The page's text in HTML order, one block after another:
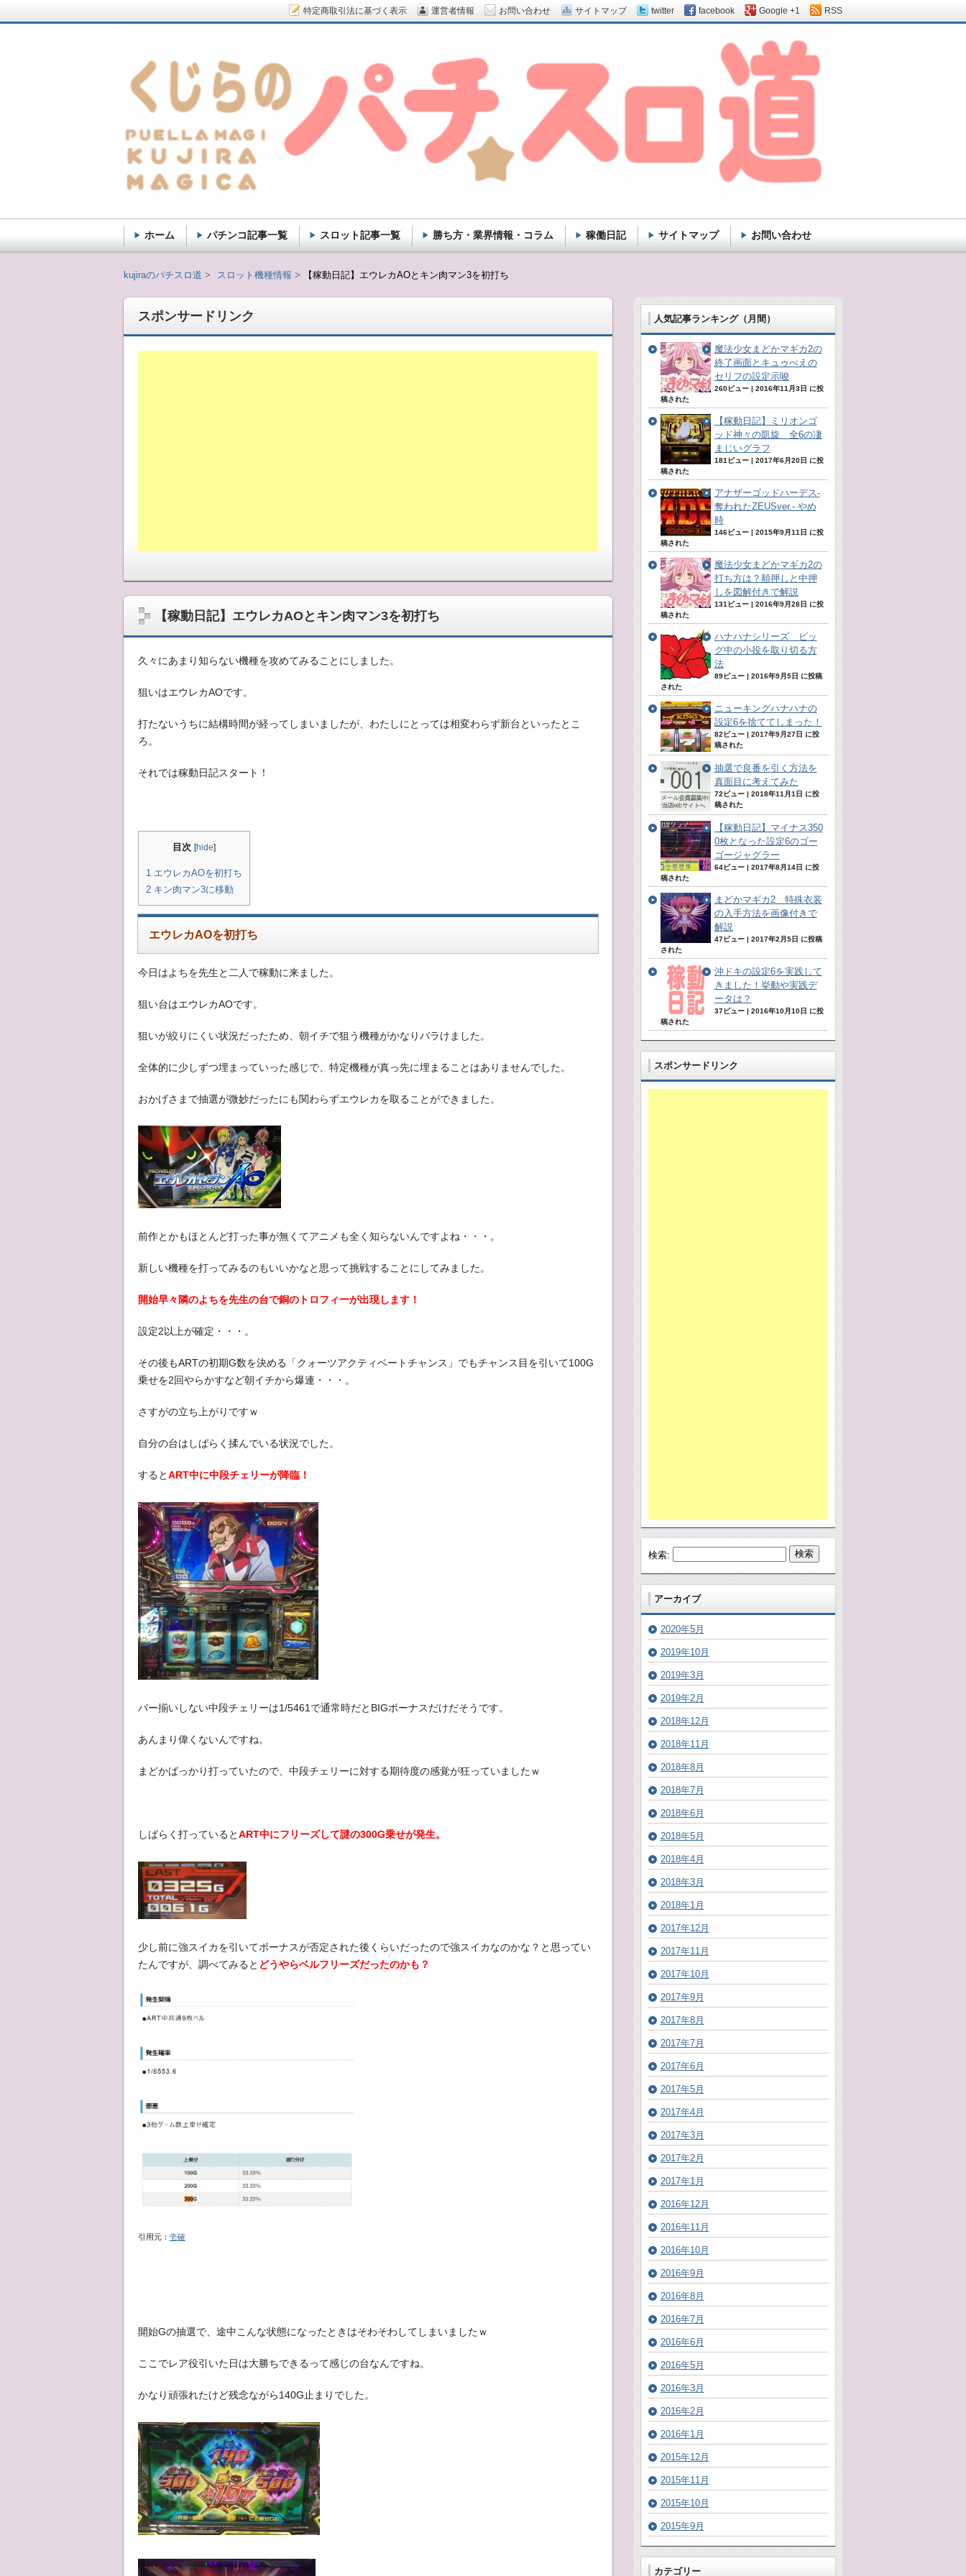
スポンサードリンク
【稼動日記】エウレカAOとキン肉マン3を初打ち
久々にあまり知らない機種を攻めてみることにしました。
狙いはエウレカAOです。
打たないうちに結構時間が経ってしまいましたが、わたしにとっては相変わらず新台といったとこ
ろ。
それでは稼動日記スタート！
目次 [hide]
1 エウレカAOを初打ち
2キン肉マン3に移動
エウレカAOを初打ち
今日はよちを先生と二人で稼動に来ました。
狙い台はエウレカAOです。
狙いが絞りにくい状況だったため、朝イチで狙う機種がかなりバラけました。
全体的に少しずつ埋まっていった感じで、特定機種が真っ先に埋まることはありませんでした。
おかげさまで抽選が微妙だったにも関わらずエウレカを取ることができました。
前作とかもほとんど打った事が無くてアニメも全く知らないんですよね・・・。
新しい機種を打ってみるのもいいかなと思って挑戦することにしてみました。
開始早々隣のよちを先生の台で銅のトロフィーが出現します！
設定2以上が確定・・・。
その後もARTの初期G数を決める「クォーツアクティベートチャンス」でもチャンス目を引いて100G
乗せを2回やらかすなど朝イチから爆連・・・。
さすがの立ち上がりですｗ
自分の台はしばらく揉んでいる状況でした。
するとART中に中段チェリーが降臨！
バー揃いしない中段チェリーは1/5461で通常時だとBIGボーナスだけだそうです。
あんまり偉くないんですね。
まどかばっかり打っていたので、中段チェリーに対する期待度の感覚が狂っていましたｗ
しばらく打っているとART中にフリーズして謎の300G乗せが発生。
少し前に強スイカを引いてボーナスが否定された後くらいだったので強スイカなのかな？と思ってい
たんですが、調べてみると どうやらベルフリーズだったのかも？
引用元： 壱確
開始Gの抽選で、途中こんな状態になったときはそわそわしてしまいましたｗ
ここでレア役引いた日は大勝ちできるって感じの台なんですね。
かなり頑張れたけど残念ながら140G止まりでした。
人気記事ランキング（月間）
魔法少女まどかマギカ2の
終了画面とキュゥべえの
セリフの設定示唆
260ビュー| 2016年11月3日 に投
稿された
【稼動日記】ミリオンゴ
ッド神々の凱旋 全6の凄
まじいグラフ
181ビュー| 2017年6月20日 に投
稿された
アナザーゴッドハーデス-
奪われたZEUSver.- やめ
時
146ビュー| 2015年9月11日 に投
稿された
魔法少女まどかマギカ2の
打ち方は？順押しと中押
しを図解付きで解説
131ビュー| 2016年9月28日 に投
稿された
ハナハナシリーズ ビッ
グ中の小役を取り切る方
法
89ビュー| 2016年9月5日 に投稿
された
ニューキングハナハナの
設定6を捨ててしまった！
82ビュー| 2017年9月27日 に投
稿された
抽選で良番を引く方法を
真面目に考えてみた
72ビュー| 2018年11月1日 に投
稿された
【稼動日記】マイナス350
0枚となった設定6のゴー
ゴージャグラー
64ビュー| 2017年8月14日 に投
稿された
まどかマギカ2 特殊衣装
の入手方法を画像付きで
解説
47ビュー| 2017年2月5日 に投稿
された
沖ドキの設定6を実践して
きました！挙動や実践デ
ータは？
37ビュー| 2016年10月10日 に投
稿された
スポンサードリンク
検索:
アーカイブ
2020年5月
2019年10月
2019年3月
2019年2月
2018年12月
2018年11月
2018年8月
2018年7月
2018年6月
2018年5月
2018年4月
2018年3月
2018年1月
2017年12月
2017年11月
2017年10月
2017年9月
2017年8月
2017年7月
2017年6月
2017年5月
2017年4月
2017年3月
2017年2月
2017年1月
2016年12月
2016年11月
2016年10月
2016年9月
2016年8月
2016年7月
2016年6月
2016年5月
2016年3月
2016年2月
2016年1月
2015年12月
2015年11月
2015年10月
2015年9月
カテゴリー
kujiraのパチスロ道 スロット機種情報 【稼動日記】エウレカAOとキン肉マン3を初打ち
kujiraのパチスロ道
ホーム パチンコ記事一覧 スロット記事一覧 勝ち方・業界情報・コラム 稼働日記 サイトマップ お問い合わせ
特定商取引法に基づく表示 運営者情報 お問い合わせ サイトマップ twitter facebook Google +1 RSS